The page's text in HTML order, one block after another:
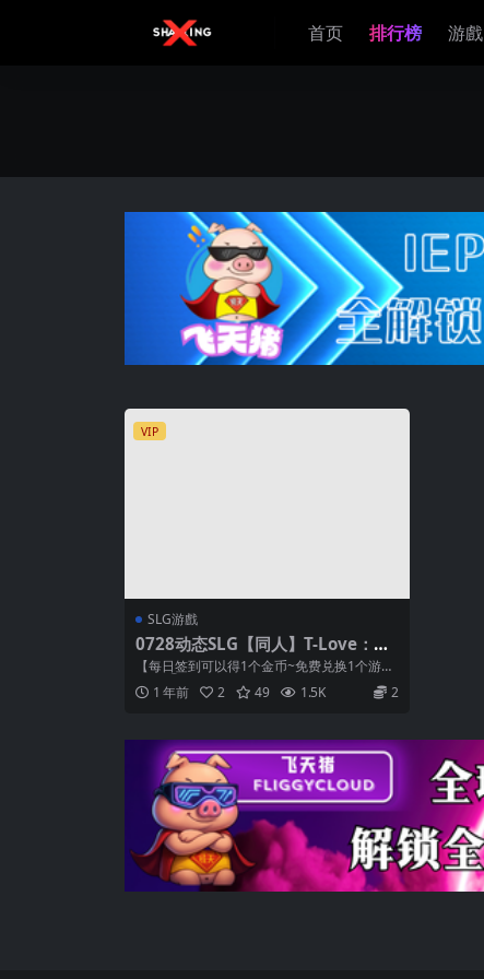
首页 排行榜 游戲
VIP
SLG游戲
0728动态SLG【同人】T-Love：蒂
法的100种服务【肢体语言】
【每日签到可以得1个金币~免费兑换1个游
戏】 ①把后缀名为.zip1改为zip和...
1 年前 2 49 1.5K 2